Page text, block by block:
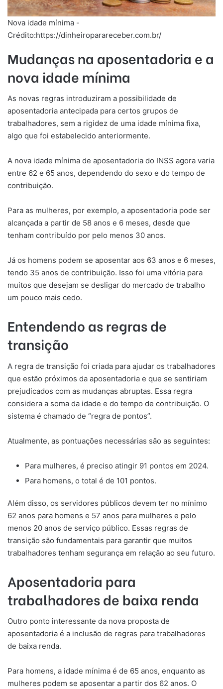
Nova idade mínima -
Crédito:https://dinheiroparareceber.com.br/
Mudanças na aposentadoria e a
nova idade mínima
As novas regras introduziram a possibilidade de
aposentadoria antecipada para certos grupos de
trabalhadores, sem a rigidez de uma idade mínima fixa,
algo que foi estabelecido anteriormente.
A nova idade mínima de aposentadoria do INSS agora varia
entre 62 e 65 anos, dependendo do sexo e do tempo de
contribuição.
Para as mulheres, por exemplo, a aposentadoria pode ser
alcançada a partir de 58 anos e 6 meses, desde que
tenham contribuído por pelo menos 30 anos.
Já os homens podem se aposentar aos 63 anos e 6 meses,
tendo 35 anos de contribuição. Isso foi uma vitória para
muitos que desejam se desligar do mercado de trabalho
um pouco mais cedo.
Entendendo as regras de
transição
A regra de transição foi criada para ajudar os trabalhadores
que estão próximos da aposentadoria e que se sentiriam
prejudicados com as mudanças abruptas. Essa regra
considera a soma da idade e do tempo de contribuição. O
sistema é chamado de “regra de pontos”.
Atualmente, as pontuações necessárias são as seguintes:
Para mulheres, é preciso atingir 91 pontos em 2024.
Para homens, o total é de 101 pontos.
Além disso, os servidores públicos devem ter no mínimo
62 anos para homens e 57 anos para mulheres e pelo
menos 20 anos de serviço público. Essas regras de
transição são fundamentais para garantir que muitos
trabalhadores tenham segurança em relação ao seu futuro.
Aposentadoria para
trabalhadores de baixa renda
Outro ponto interessante da nova proposta de
aposentadoria é a inclusão de regras para trabalhadores
de baixa renda.
Para homens, a idade mínima é de 65 anos, enquanto as
mulheres podem se aposentar a partir dos 62 anos. O